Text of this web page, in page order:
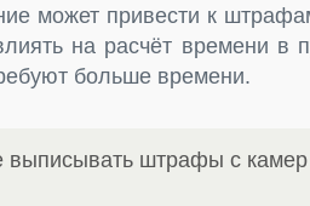
может привести к
на расчёт времени в
больше времени.
выписывать штрафы с камер